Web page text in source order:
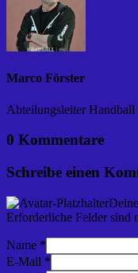
Marco Förster
Abteilungsleiter
0 Kommentare
Schreibe einen
Erforderliche Felder sind
Name *
E-Mail *